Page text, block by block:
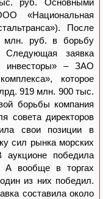
руб. Основными
«Национальная
После
млн. руб. в борьбу
заявка
инвесторы» – ЗАО
которое
919 млн. 900 тыс.
борьбы компания
совета директоров
свои позиции в
сил рынка морских
аукционе победила
А вообще в торгах
из них победил.
составила около